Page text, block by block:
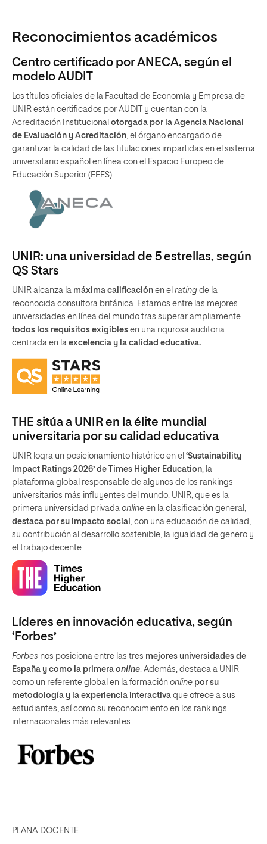
Reconocimientos académicos
Centro certificado por ANECA, según el
modelo AUDIT
Los títulos oficiales de la Facultad de Economía y Empresa de
UNIR están certificados por AUDIT y cuentan con la
Acreditación Institucional otorgada por la Agencia Nacional
de Evaluación y Acreditación, el órgano encargado de
garantizar la calidad de las titulaciones impartidas en el sistema
universitario español en línea con el Espacio Europeo de
Educación Superior (EEES).
UNIR: una universidad de 5 estrellas, según
QS Stars
UNIR alcanza la máxima calificación en el rating de la
reconocida consultora británica. Estamos entre las mejores
universidades en línea del mundo tras superar ampliamente
todos los requisitos exigibles en una rigurosa auditoria
centrada en la excelencia y la calidad educativa.
THE sitúa a UNIR en la élite mundial
universitaria por su calidad educativa
UNIR logra un posicionamiento histórico en el ‘Sustainability
Impact Ratings 2026’ de Times Higher Education , la
plataforma global responsable de algunos de los rankings
universitarios más influyentes del mundo. UNIR, que es la
primera universidad privada online en la clasificación general,
destaca por su impacto social
, con una educación de calidad,
su contribución al desarrollo sostenible, la igualdad de genero y
el trabajo decente.
Líderes en innovación educativa, según
‘Forbes’
Forbes nos posiciona entre las tres mejores universidades de
España y como la primera online. Además, destaca a UNIR
como un referente global en la formación online por su
metodología y la experiencia interactiva que ofrece a sus
estudiantes, así como su reconocimiento en los rankings
internacionales más relevantes.
PLANA DOCENTE